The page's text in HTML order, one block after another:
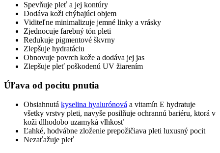
Spevňuje pleť a jej kontúry
Dodáva koži chýbajúci objem
Viditeľne minimalizuje jemné linky a vrásky
Zjednocuje farebný tón pleti
Redukuje pigmentové škvrny
Zlepšuje hydratáciu
Obnovuje povrch kože a dodáva jej jas
Zlepšuje pleť poškodenú UV žiarením
Úľava od pocitu pnutia
Obsiahnutá kyselina hyalurónová a vitamín E hydratuje
všetky vrstvy pleti, navyše posilňuje ochrannú bariéru, ktorá v
koži dlhodobo uzamyká vlhkosť
Ľahké, hodvábne zloženie prepožičiava pleti luxusný pocit
Nezaťažuje pleť